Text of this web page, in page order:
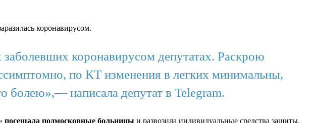
коронавирусом.
коронавирусом депутатах. Раскрою
по КТ изменения в легких минимальны,
болею»,— написала депутат в Telegram.
посещала подмосковные больницы и развозила индивидуальные средства защиты.